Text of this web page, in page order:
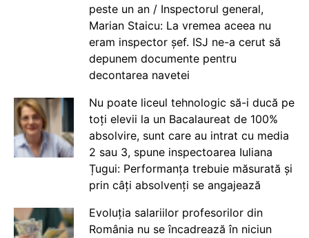
peste un an / Inspectorul general,
Marian Staicu: La vremea aceea nu
eram inspector șef. ISJ ne-a cerut să
depunem documente pentru
decontarea navetei
Nu poate liceul tehnologic să-i ducă pe
toți elevii la un Bacalaureat de 100%
absolvire, sunt care au intrat cu media
2 sau 3, spune inspectoarea Iuliana
Țugui: Performanța trebuie măsurată și
prin câți absolvenți se angajează
Evoluția salariilor profesorilor din
România nu se încadrează în niciun